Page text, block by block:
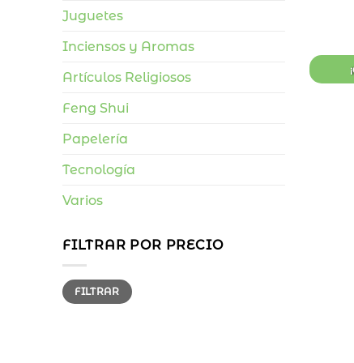
Juguetes
Inciensos y Aromas
Artículos Religiosos
Feng Shui
Papelería
Tecnología
Varios
FILTRAR POR PRECIO
Precio
mínimo
Precio
máximo
FILTRAR